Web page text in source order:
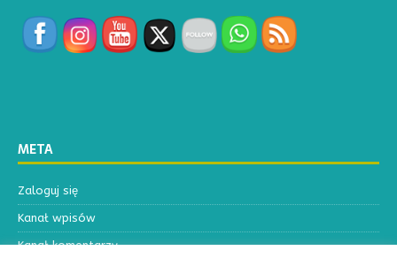
META
Zaloguj się
Kanał wpisów
Kanał komentarzy